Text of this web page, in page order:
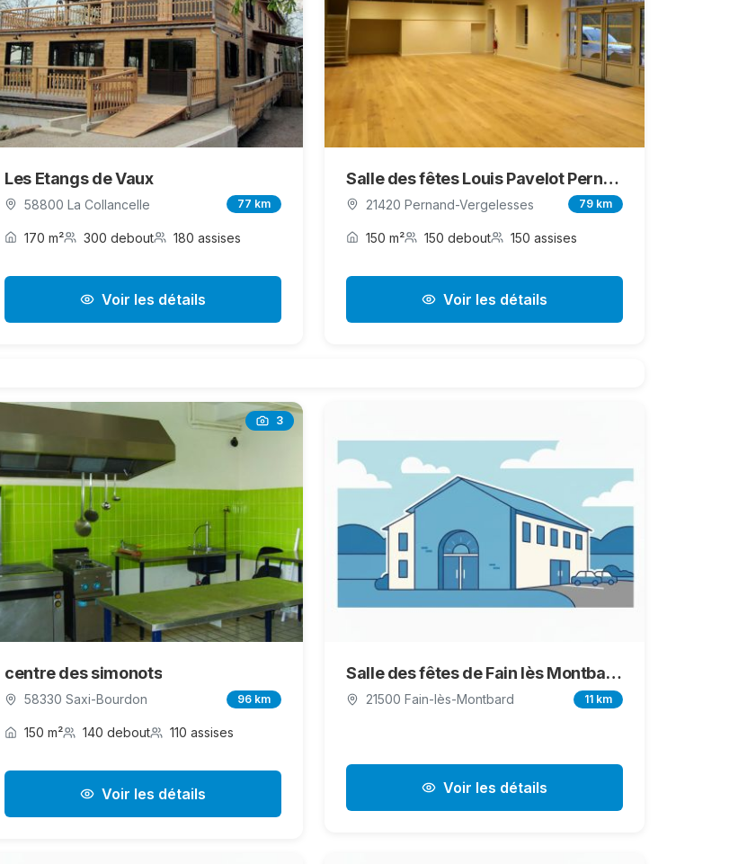
Les Etangs de Vaux
58800 La Collancelle 77 km
170 m² 300 debout 180 assises
Voir les détails
Salle des fêtes Louis Pavelot Pernand-Vergelesses
21420 Pernand-Vergelesses 79 km
150 m² 150 debout 150 assises
Voir les détails
3
centre des simonots
58330 Saxi-Bourdon 96 km
150 m² 140 debout 110 assises
Voir les détails
Salle des fêtes de Fain lès Montbard
21500 Fain-lès-Montbard 11 km
Voir les détails